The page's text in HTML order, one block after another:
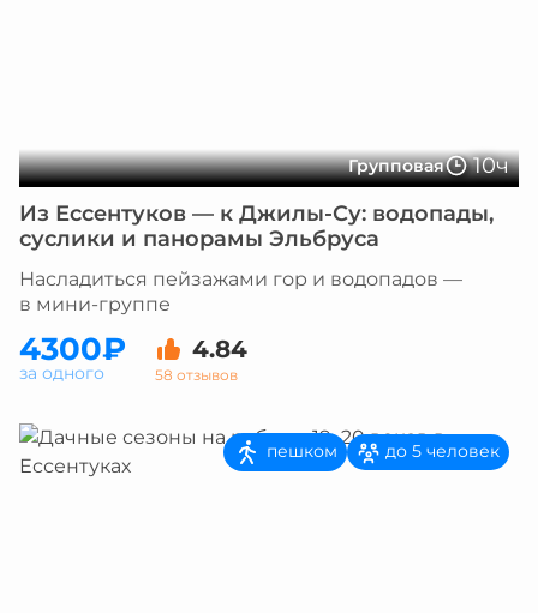
Групповая 10ч
Из Ессентуков — к Джилы-Су: водопады,
суслики и панорамы Эльбруса
Насладиться пейзажами гор и водопадов —
в мини-группе
4300₽ 4.84
58 отзывов
за одного
пешком до 5 человек